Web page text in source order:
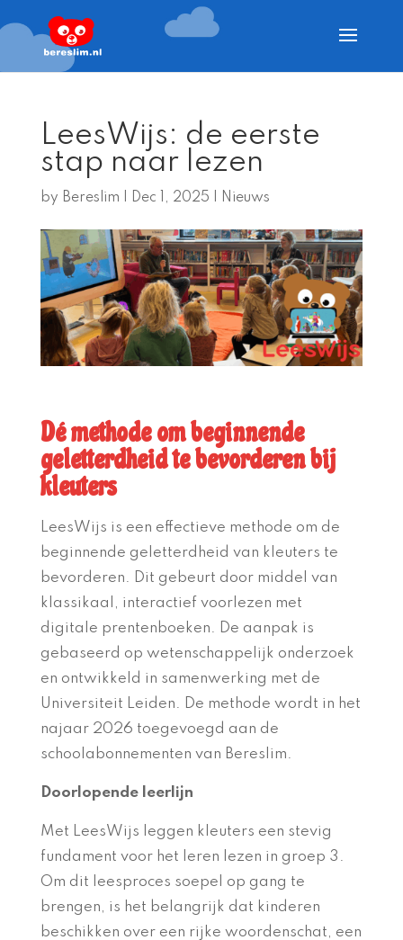
LeesWijs: de eerste
stap naar lezen
by Bereslim Dec 1, 2025 Nieuws
Dé methode om beginnende
geletterdheid te bevorderen bij
kleuters
LeesWijs is een effectieve methode om de
beginnende geletterdheid van kleuters te
bevorderen. Dit gebeurt door middel van
klassikaal, interactief voorlezen met
digitale prentenboeken. De aanpak is
gebaseerd op wetenschappelijk onderzoek
en ontwikkeld in samenwerking met de
Universiteit Leiden. De methode wordt in het
najaar 2026 toegevoegd aan de
schoolabonnementen van Bereslim.
Doorlopende leerlijn
Met LeesWijs leggen kleuters een stevig
fundament voor het leren lezen in groep 3.
Om dit leesproces soepel op gang te
brengen, is het belangrijk dat kinderen
beschikken over een rijke woordenschat, een